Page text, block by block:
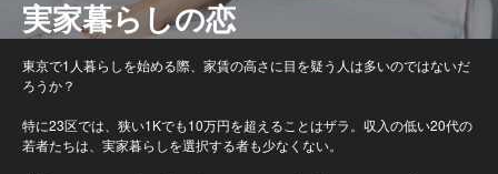
実家暮らしの恋
東京で1人暮らしを始める際、家賃の高さに目を疑う人は多いのではないだ
ろうか？
特に23区では、狭い1Kでも10万円を超えることはザラ。収入の低い20代の
若者たちは、実家暮らしを選択する者も少なくない。